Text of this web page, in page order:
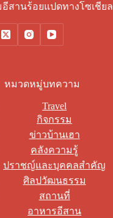
สานร้อยแปดทางโซเชียล
หมวดหมู่บทความ
Travel
กิจกรรม
ข่าวบ้านเฮา
คลังความรู้
ปราชญ์และบุคคลสำคัญ
ศิลปวัฒนธรรม
สถานที่
อาหารอีสาน